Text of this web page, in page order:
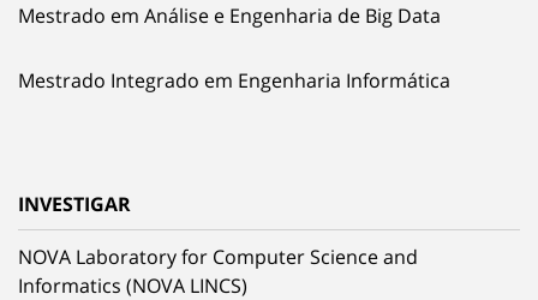
Mestrado em Análise e Engenharia de Big Data
Mestrado Integrado em Engenharia Informática
INVESTIGAR
NOVA Laboratory for Computer Science and
Informatics (NOVA LINCS)